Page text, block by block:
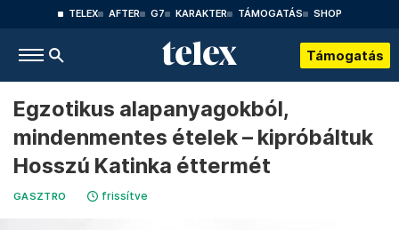
TELEX AFTER G7 KARAKTER TÁMOGATÁS SHOP
Támogatás
Egzotikus alapanyagokból,
mindenmentes ételek – kipróbáltuk
Hosszú Katinka éttermét
GASZTRO frissítve